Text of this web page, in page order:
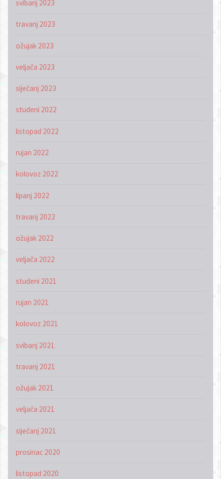
svibanj 2023
travanj 2023
ožujak 2023
veljača 2023
siječanj 2023
studeni 2022
listopad 2022
rujan 2022
kolovoz 2022
lipanj 2022
travanj 2022
ožujak 2022
veljača 2022
studeni 2021
rujan 2021
kolovoz 2021
svibanj 2021
travanj 2021
ožujak 2021
veljača 2021
siječanj 2021
prosinac 2020
listopad 2020